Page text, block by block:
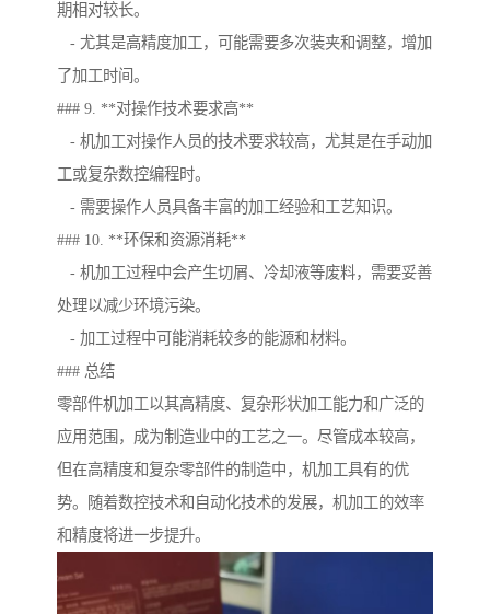
期相对较长。
- 尤其是高精度加工，可能需要多次装夹和调整，增加
了加工时间。
### 9. **对操作技术要求高**
- 机加工对操作人员的技术要求较高，尤其是在手动加
工或复杂数控编程时。
- 需要操作人员具备丰富的加工经验和工艺知识。
### 10. **环保和资源消耗**
- 机加工过程中会产生切屑、冷却液等废料，需要妥善
处理以减少环境污染。
- 加工过程中可能消耗较多的能源和材料。
### 总结
零部件机加工以其高精度、复杂形状加工能力和广泛的
应用范围，成为制造业中的工艺之一。尽管成本较高，
但在高精度和复杂零部件的制造中，机加工具有的优
势。随着数控技术和自动化技术的发展，机加工的效率
和精度将进一步提升。